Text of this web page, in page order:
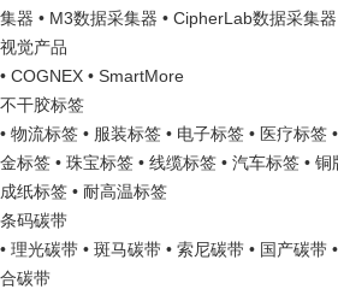
集器 • M3数据采集器 • CipherLab数据采集器
视觉产品
• COGNEX • SmartMore
不干胶标签
• 物流标签 • 服装标签 • 电子标签 • 医疗标签
金标签 • 珠宝标签 • 线缆标签 • 汽车标签 • 铜
成纸标签 • 耐高温标签
条码碳带
• 理光碳带 • 斑马碳带 • 索尼碳带 • 国产碳带
合碳带